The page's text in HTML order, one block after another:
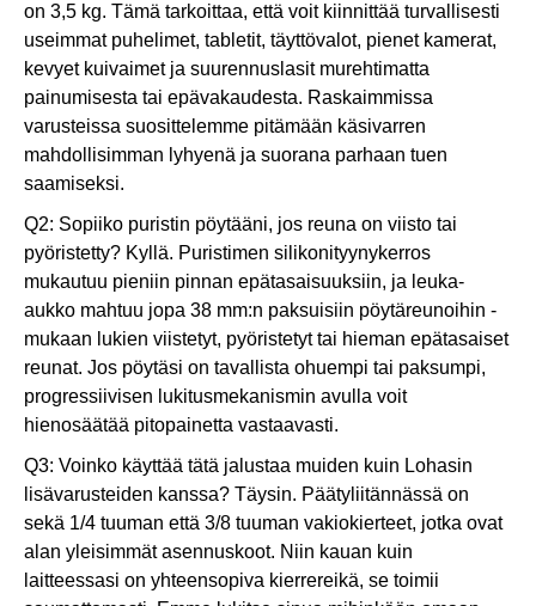
on 3,5 kg. Tämä tarkoittaa, että voit kiinnittää turvallisesti
useimmat puhelimet, tabletit, täyttövalot, pienet kamerat,
kevyet kuivaimet ja suurennuslasit murehtimatta
painumisesta tai epävakaudesta. Raskaimmissa
varusteissa suosittelemme pitämään käsivarren
mahdollisimman lyhyenä ja suorana parhaan tuen
saamiseksi.
Q2: Sopiiko puristin pöytääni, jos reuna on viisto tai
pyöristetty? Kyllä. Puristimen silikonityynykerros
mukautuu pieniin pinnan epätasaisuuksiin, ja leuka-
aukko mahtuu jopa 38 mm:n paksuisiin pöytäreunoihin -
mukaan lukien viistetyt, pyöristetyt tai hieman epätasaiset
reunat. Jos pöytäsi on tavallista ohuempi tai paksumpi,
progressiivisen lukitusmekanismin avulla voit
hienosäätää pitopainetta vastaavasti.
Q3: Voinko käyttää tätä jalustaa muiden kuin Lohasin
lisävarusteiden kanssa? Täysin. Päätyliitännässä on
sekä 1/4 tuuman että 3/8 tuuman vakiokierteet, jotka ovat
alan yleisimmät asennuskoot. Niin kauan kuin
laitteessasi on yhteensopiva kierrereikä, se toimii